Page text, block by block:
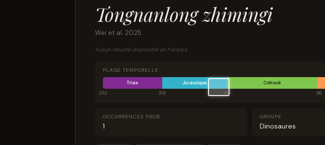
Tongnanlong zhimingi
Wei et al. 2025
Aucun résumé disponible en français.
PLAGE TEMPORELLE
Trias Jurassique Crétacé
252
201 145 66
OCCURRENCES PBDB
1
GROUPE
Dinosaures